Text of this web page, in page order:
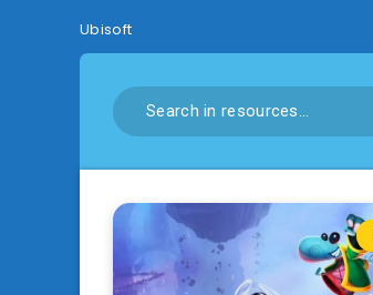
Ubisoft